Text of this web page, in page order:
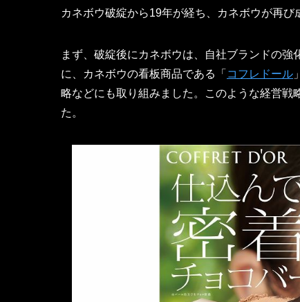
カネボウ破綻から19年が経ち、カネボウが再び
まず、破綻後にカネボウは、自社ブランドの
に、カネボウの看板商品である「 コフレドール
略などにも取り組みました。このような経営戦
た。